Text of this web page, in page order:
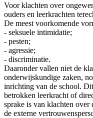
Voor klachten over
ouders en leerkrachten
De meest voorkomende
- seksuele intimidatie;
- pesten;
- agressie;
- discriminatie.
Daaronder vallen niet de
onderwijskundige zaken,
inrichting van de school.
betrokken leerkracht of
sprake is van klachten
de externe